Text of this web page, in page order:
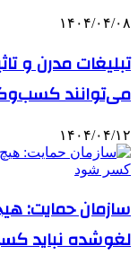
۱۴۰۴/۰۴/۰۸
تبلیغات مدرن و
می‌توانند
۱۴۰۴/۰۴/۱۲
سازمان حمایت:
لغوشده نباید